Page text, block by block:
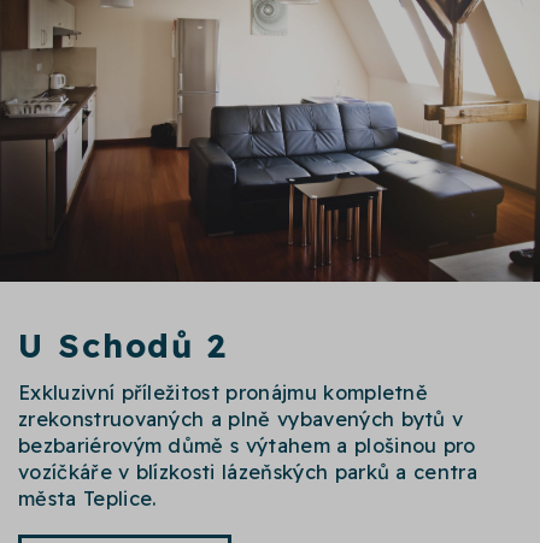
U Schodů 2
Exkluzivní příležitost pronájmu kompletně
zrekonstruovaných a plně vybavených bytů v
bezbariérovým důmě s výtahem a plošinou pro
vozíčkáře v blízkosti lázeňských parků a centra
města Teplice.